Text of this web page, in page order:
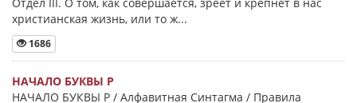
христианская жизнь, или то ж...
1686
НАЧАЛО БУКВЫ Ρ
НАЧАЛО БУКВЫ Ρ / Алфавитная Синтагма / Правила